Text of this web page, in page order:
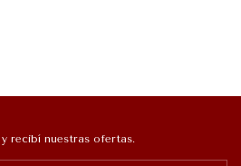
recibí nuestras ofertas.